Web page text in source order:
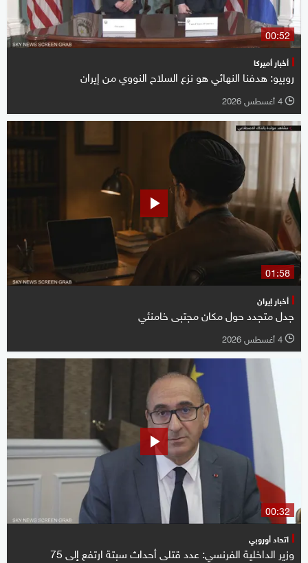
00:52
أخبار أميركا
روبيو: هدفنا النهائي هو نزع السلاح النووي من إيران
l 4 أغسطس 2026
01:58
أخبار إيران
جدل متجدد حول مكان مجتبى خامنئي
l 4 أغسطس 2026
00:32
اتحاد أوروبي
وزير الداخلية الفرنسي: عدد قتلى أحداث سبتة ارتفع ‌إلى 75